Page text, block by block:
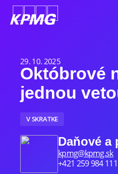
29. 10. 2025
V SKRATKE
Októbrové
jednou
Daňové a
kpmg@kpmg.sk
+421 259 984 111